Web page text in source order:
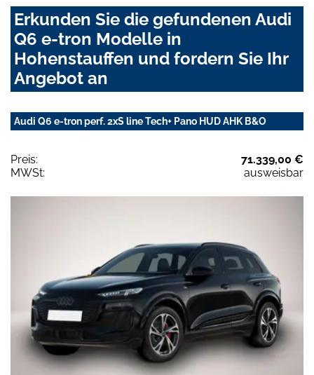
Erkunden Sie die gefundenen Audi
Q6 e-tron Modelle in
Hohenstauffen und fordern Sie Ihr
Angebot an
Audi Q6 e-tron perf. 2xS line Tech+ Pano HUD AHK B&O
Preis:
71.339,00 €
MWSt:
ausweisbar